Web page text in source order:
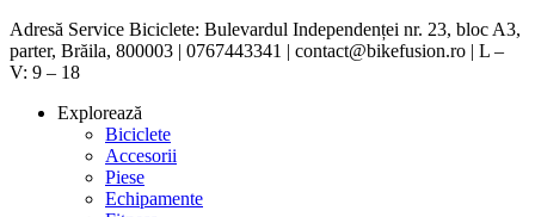
Adresă Service Biciclete: Bulevardul Independenței nr. 23, bloc A3,
parter, Brăila, 800003 | 0767443341 | contact@bikefusion.ro | L –
V: 9 – 18
Explorează
Biciclete
Accesorii
Piese
Echipamente